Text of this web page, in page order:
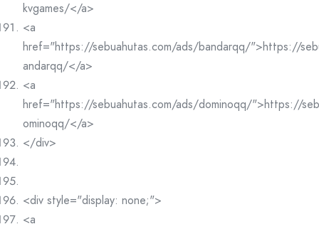
kvgames/</a>
<a
href="https://sebuahutas.com/ads/bandarqq/">https://
andarqq/</a>
<a
href="https://sebuahutas.com/ads/dominoqq/">https://
ominoqq/</a>
</div>
<div style="display: none;">
<a